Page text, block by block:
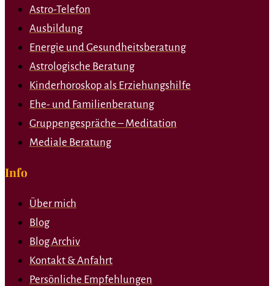
Astro-Telefon
Ausbildung
Energie und Gesundheitsberatung
Astrologische Beratung
Kinderhoroskop als Erziehungshilfe
Ehe- und Familienberatung
Gruppengespräche – Meditation
Mediale Beratung
Info
Über mich
Blog
Blog Archiv
Kontakt & Anfahrt
Persönliche Empfehlungen